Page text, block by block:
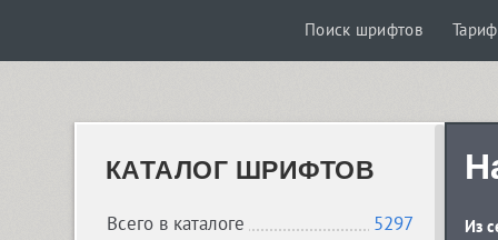
Поиск шрифтов
КАТАЛОГ ШРИФТОВ
Всего в каталоге
5297
Из